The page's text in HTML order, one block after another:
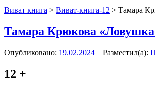
Виват книга > Виват-книга-12 > Тамара
Тамара Крюкова «Ловушка
Опубликовано: 19.02.2024 Разместил(а):
12 +